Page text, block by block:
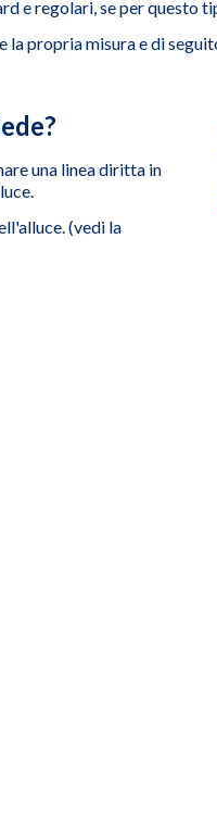
e regolari, se per
propria misura e di
una linea diritta in
(vedi la